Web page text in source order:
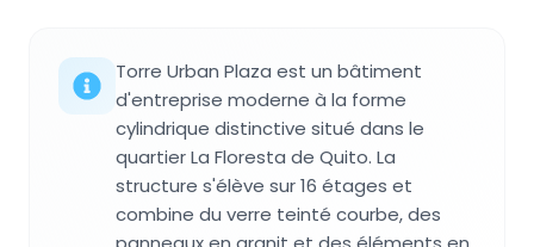
Torre Urban Plaza est un bâtiment
d'entreprise moderne à la forme
cylindrique distinctive situé dans le
quartier La Floresta de Quito. La
structure s'élève sur 16 étages et
combine du verre teinté courbe, des